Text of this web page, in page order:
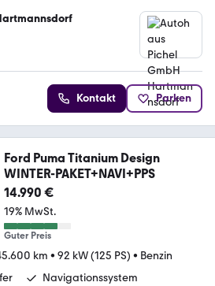
Kontakt Parken
Ford Puma Titanium Design
WINTER-PAKET+NAVI+PPS
14.990 €
19% MwSt.
Guter Preis
km • 92 kW (125 PS) • Benzin
Navigationssystem